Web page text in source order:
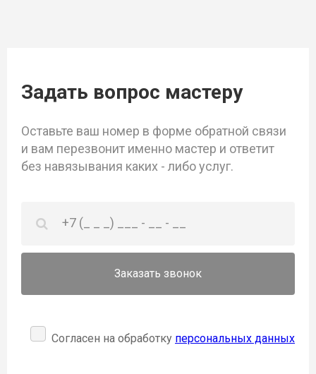
Задать вопрос мастеру
Оставьте ваш номер в форме обратной связи
и вам перезвонит именно мастер и ответит
без навязывания каких - либо услуг.
Заказать звонок
Согласен на обработку персональных данных